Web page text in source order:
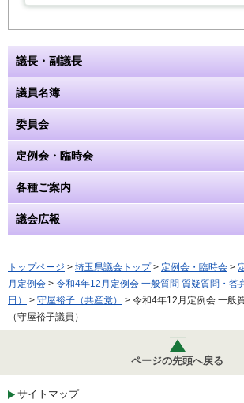
議長・副議長
議員名簿
委員会
定例会・臨時会
各種ご案内
議会広報
トップページ > 埼玉県議会トップ> 定例会・臨時会 >
月定例会 > 令和4年12月定例会 一般質問 質疑質問・答
日）
> 守屋裕子（共産党）
> 令和4年12月定例会 一般
（守屋裕子議員）
ページの先頭へ戻る
サイトマップ